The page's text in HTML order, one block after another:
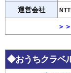
運営会社
＞
◆おうちクラベ